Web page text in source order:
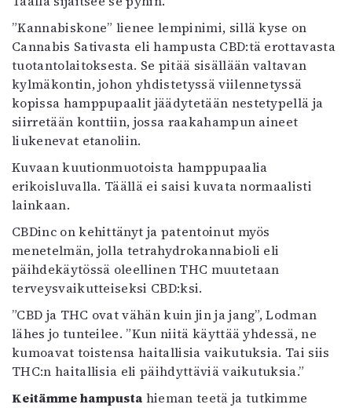
”Kannabiskone” lienee lempinimi, sillä kyse on
Cannabis Sativasta eli hampusta CBD:tä erottavasta
tuotantolaitoksesta. Se pitää sisällään valtavan
kylmäkontin, johon yhdistetyssä viilennetyssä
kopissa hamppupaalit jäädytetään nestetypellä ja
siirretään konttiin, jossa raakahampun aineet
liukenevat etanoliin.
Kuvaan kuutionmuotoista hamppupaalia
erikoisluvalla. Täällä ei saisi kuvata normaalisti
lainkaan.
CBDinc on kehittänyt ja patentoinut myös
menetelmän, jolla tetrahydrokannabioli eli
päihdekäytössä oleellinen THC muutetaan
terveysvaikutteiseksi CBD:ksi.
”CBD ja THC ovat vähän kuin jin ja jang”, Lodman
lähes jo tunteilee. ”Kun niitä käyttää yhdessä, ne
kumoavat toistensa haitallisia vaikutuksia. Tai siis
THC:n haitallisia eli päihdyttäviä vaikutuksia.”
Keitämme hampusta hieman teetä ja tutkimme